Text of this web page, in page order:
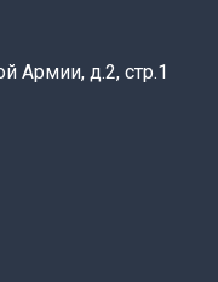
Армии, д.2, стр.1